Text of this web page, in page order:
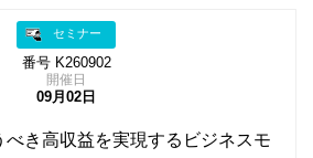
セミナー
番号 K260902
開催日
09月02日
き高収益を実現するビジネスモ